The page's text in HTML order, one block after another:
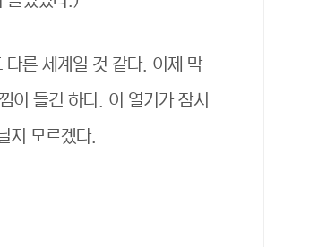
다른 세계일 것 같다. 이제 막
이 들긴 하다. 이 열기가 잠시
지 모르겠다.